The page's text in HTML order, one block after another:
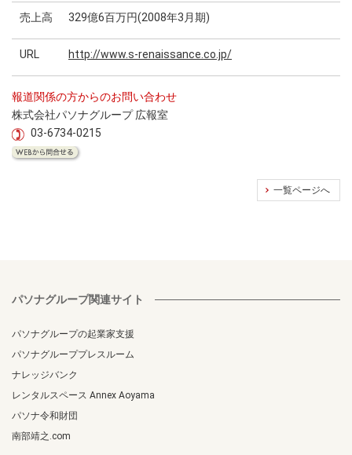
売上高 329億6百万円(2008年3月期)
URL http://www.s-renaissance.co.jp/
報道関係の方からのお問い合わせ
株式会社パソナグループ 広報室
03-6734-0215
一覧ページへ
パソナグループ関連サイト
パソナグループの起業家支援
パソナグループプレスルーム
ナレッジバンク
レンタルスペース Annex Aoyama
パソナ令和財団
南部靖之.com